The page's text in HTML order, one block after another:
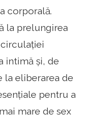
corporală.
la prelungirea
intimă și, de
la eliberarea de
pentru a
mare de sex